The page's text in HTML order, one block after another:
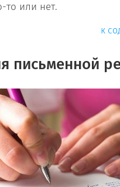
то или нет.
к
письменной